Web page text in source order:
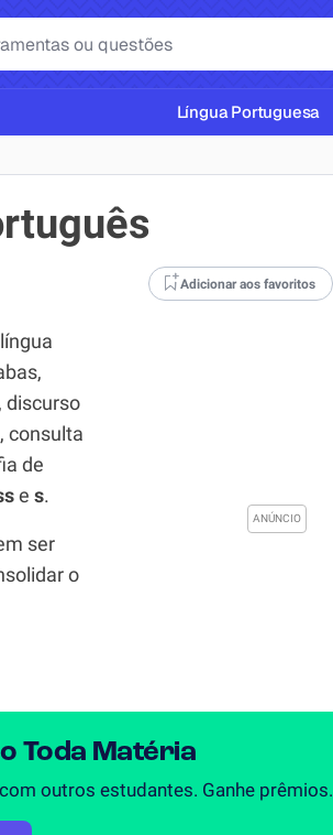
ABNT
Língua Portuguesa
Adicionar aos favoritos
discurso
consulta
de
e s.
ser
o
Toda Matéria
outros estudantes. Ganhe prêmios.